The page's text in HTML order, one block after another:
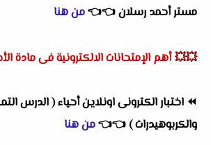
مستر أحمد رسلان👈
👈من هنا
💥💥 أهم الإمتحانات الالكترونية فى مادة
⏪ اختبار الكترونى اونلاين أحياء ( الدرس
والكربوهيدرات ) 👈
👈من هنا